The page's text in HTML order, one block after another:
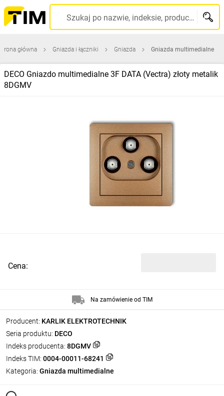
Szukaj po nazwie, indeksie, producencie, kodzie kreskowym...
główna Gniazda i łączniki Gniazda Gniazda multimedialne
DECO Gniazdo multimedialne 3F DATA (Vectra) złoty metalik
8DGMV
Producent: KARLIK ELEKTROTECHNIK
Seria produktu: DECO
Indeks producenta: 8DGMV
Indeks TIM: 0004-00011-68241
Kategoria: Gniazda multimedialne
Cena:
Na zamówienie od TIM